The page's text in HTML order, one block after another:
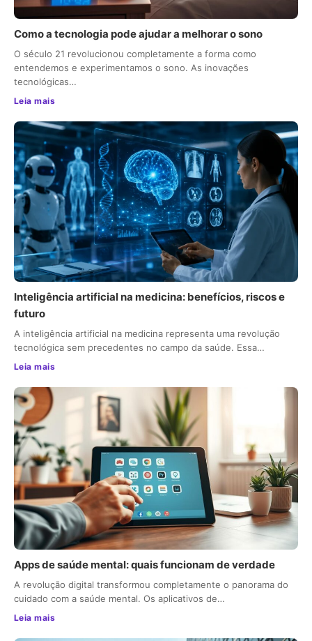
Como a tecnologia pode ajudar a melhorar o sono
O século 21 revolucionou completamente a forma como
entendemos e experimentamos o sono. As inovações
tecnológicas…
Leia mais
Inteligência artificial na medicina: benefícios, riscos e
futuro
A inteligência artificial na medicina representa uma revolução
tecnológica sem precedentes no campo da saúde. Essa…
Leia mais
Apps de saúde mental: quais funcionam de verdade
A revolução digital transformou completamente o panorama do
cuidado com a saúde mental. Os aplicativos de…
Leia mais